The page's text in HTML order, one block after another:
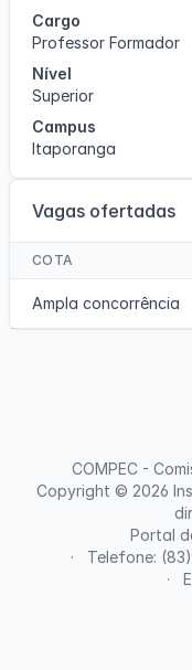
Cargo
Professor Formador
Nível
Superior
Campus
Itaporanga
Vagas ofertadas
COTA
Ampla concorrência
Portal
Telefone:
COMPEC -
Copyright © 2026